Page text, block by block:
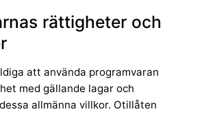
rättigheter och
att använda programvaran
med gällande lagar och
allmänna villkor. Otillåten